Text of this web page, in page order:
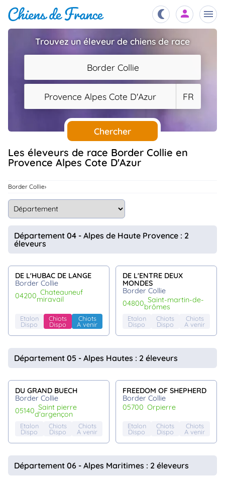
Chiots
Éleveurs
Étalons
Chiens
Services
..
Assurances
Connexion
Trouvez un éleveur de chiens de race
Border Collie
Provence Alpes Cote D'Azur FR
Chercher
Les éleveurs de race Border Collie en
Provence Alpes Cote D'Azur
Border Collie
Département 04 - Alpes de Haute Provence : 2
éleveurs
DE L'HUBAC DE LANGE
Border Collie
04200 chateauneuf
miravail
Etalon
Dispo
Chiots
Dispo
Chiots
A venir
DE L'ENTRE DEUX
MONDES
Border Collie
04800 saint-martin-de-
brômes
Etalon
Dispo
Chiots
Dispo
Chiots
A venir
Département 05 - Alpes Hautes : 2 éleveurs
DU GRAND BUECH
Border Collie
05140 saint pierre
d'argençon
Etalon
Dispo
Chiots
Dispo
Chiots
A venir
FREEDOM OF SHEPHERD
Border Collie
05700
orpierre
Etalon
Dispo
Chiots
Dispo
Chiots
A venir
Département 06 - Alpes Maritimes : 2 éleveurs